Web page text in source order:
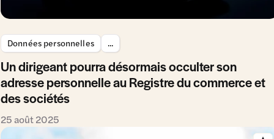
Données personnelles ...
Un dirigeant pourra désormais occulter son
adresse personnelle au Registre du commerce et
des sociétés
25 août 2025